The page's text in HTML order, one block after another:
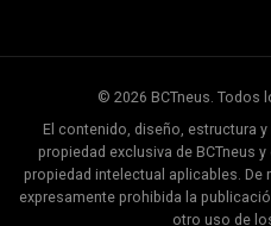
© 2026 BCTneus. Todos
El contenido, diseño, estructura
propiedad exclusiva de BCTneus
propiedad intelectual aplicables.
expresamente prohibida la
otro uso de